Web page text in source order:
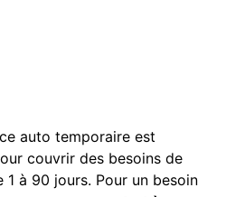
auto temporaire est
couvrir des besoins de
à 90 jours. Pour un besoin